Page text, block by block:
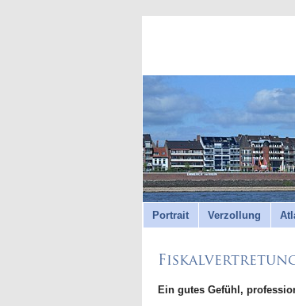
Portrait Verzollung
Fiskalvertretung
Ein gutes Gefühl,